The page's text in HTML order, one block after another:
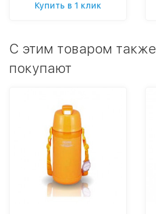
Купить в 1 клик
C этим товаром также
покупают